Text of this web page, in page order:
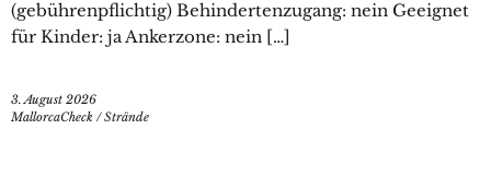
(gebührenpflichtig) Behindertenzugang: nein Geeignet
für Kinder: ja Ankerzone: nein […]
3. August 2026
MallorcaCheck /Strände